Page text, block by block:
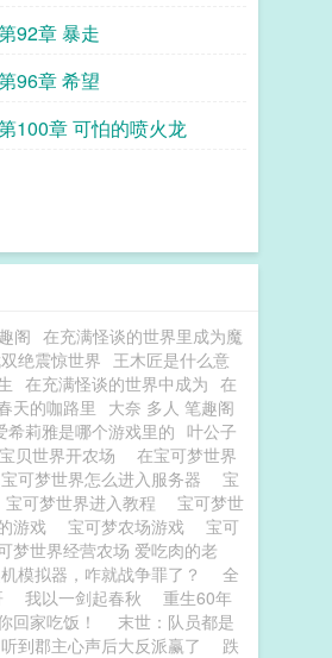
92章 暴走
96章 希望
100章 可怕的喷火龙
阁 在充满怪谈的世界里成为魔
绝震惊世界 王木匠是什么意
在充满怪谈的世界中成为 在
天的咖路里
大奈 多人 笔趣阁
希莉雅是哪个游戏里的 叶公子
贝世界开农场
在宝可梦世界
宝可梦世界怎么进入服务器
宝
宝可梦世界进入教程
宝可梦世
游戏 宝可梦农场游戏
宝可
梦世界经营农场 爱吃肉的老
模拟器，咋就战争罪了？
全
我以一剑起春秋
重生60年
回家吃饭！
末世：队员都是
到郡主心声后大反派赢了
跌